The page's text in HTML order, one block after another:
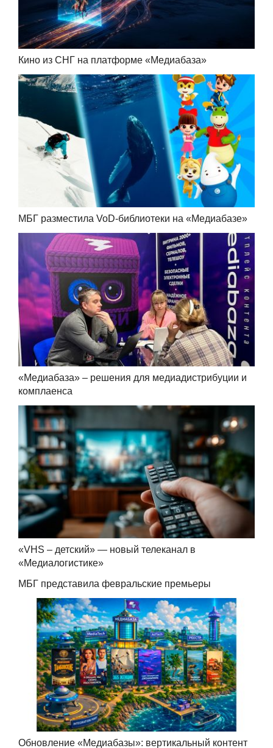
Кино из СНГ на платформе «Медиабаза»
МБГ разместила VoD-библиотеки на «Медиабазе»
«Медиабаза» – решения для медиадистрибуции и
комплаенса
«VHS – детский» — новый телеканал в
«Медиалогистике»
МБГ представила февральские премьеры
Обновление «Медиабазы»: вертикальный контент